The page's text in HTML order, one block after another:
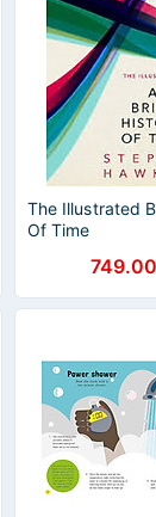
The Illustrated
Of Time